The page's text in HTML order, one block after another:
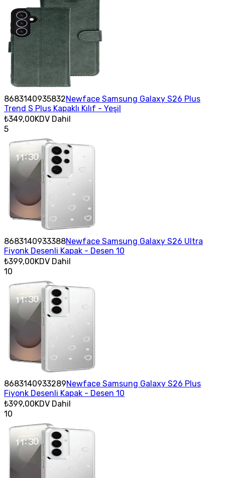
8683140935832Newface Samsung Galaxy S26 Plus
Trend S Plus Kapaklı Kılıf - Yeşil
₺349,00KDV Dahil
5
8683140933388Newface Samsung Galaxy S26 Ultra
Fiyonk Desenli Kapak - Desen 10
₺399,00KDV Dahil
10
8683140933289Newface Samsung Galaxy S26 Plus
Fiyonk Desenli Kapak - Desen 10
₺399,00KDV Dahil
10